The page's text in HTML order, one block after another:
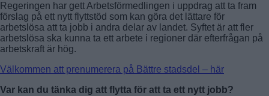
Regeringen har gett Arbetsförmedlingen i uppdrag att ta fram
förslag på ett nytt flyttstöd som kan göra det lättare för
arbetslösa att ta jobb i andra delar av landet. Syftet är att fler
arbetslösa ska kunna ta ett arbete i regioner där efterfrågan på
arbetskraft är hög.
Välkommen att prenumerera på Bättre stadsdel – här
Var kan du tänka dig att flytta för att ta ett nytt jobb?